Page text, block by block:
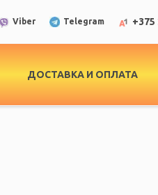
Viber Telegram +375
ДОСТАВКА И ОПЛАТА